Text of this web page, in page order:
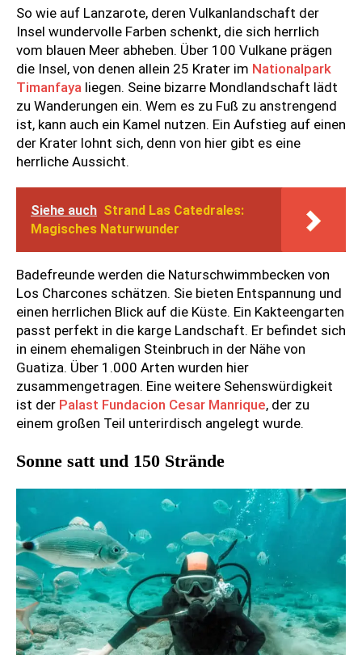
So wie auf Lanzarote, deren Vulkanlandschaft der
Insel wundervolle Farben schenkt, die sich herrlich
vom blauen Meer abheben. Über 100 Vulkane prägen
die Insel, von denen allein 25 Krater im Nationalpark
Timanfaya liegen. Seine bizarre Mondlandschaft lädt
zu Wanderungen ein. Wem es zu Fuß zu anstrengend
ist, kann auch ein Kamel nutzen. Ein Aufstieg auf einen
der Krater lohnt sich, denn von hier gibt es eine
herrliche Aussicht.
Siehe auch Strand Las Catedrales:
Magisches Naturwunder
Badefreunde werden die Naturschwimmbecken von
Los Charcones schätzen. Sie bieten Entspannung und
einen herrlichen Blick auf die Küste. Ein Kakteengarten
passt perfekt in die karge Landschaft. Er befindet sich
in einem ehemaligen Steinbruch in der Nähe von
Guatiza. Über 1.000 Arten wurden hier
zusammengetragen. Eine weitere Sehenswürdigkeit
ist der Palast Fundacion Cesar Manrique, der zu
einem großen Teil unterirdisch angelegt wurde.
Sonne satt und 150 Strände